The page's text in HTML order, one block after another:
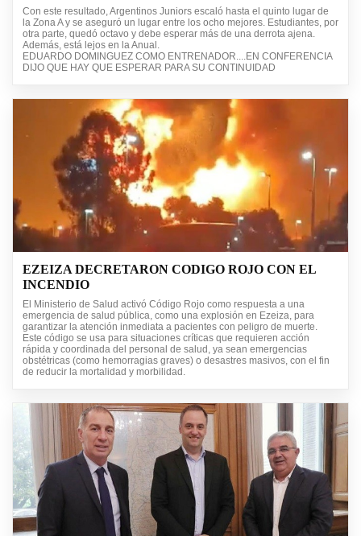
Con este resultado, Argentinos Juniors escaló hasta el quinto lugar de
la Zona A y se aseguró un lugar entre los ocho mejores. Estudiantes, por
otra parte, quedó octavo y debe esperar más de una derrota ajena.
Además, está lejos en la Anual.
EDUARDO DOMINGUEZ COMO ENTRENADOR....EN CONFERENCIA
DIJO QUE HAY QUE ESPERAR PARA SU CONTINUIDAD
EZEIZA DECRETARON CODIGO ROJO CON EL
INCENDIO
El Ministerio de Salud activó Código Rojo como respuesta a una
emergencia de salud pública, como una explosión en Ezeiza, para
garantizar la atención inmediata a pacientes con peligro de muerte.
Este código se usa para situaciones críticas que requieren acción
rápida y coordinada del personal de salud, ya sean emergencias
obstétricas (como hemorragias graves) o desastres masivos, con el fin
de reducir la mortalidad y morbilidad.